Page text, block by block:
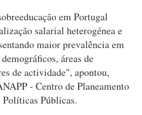
em Portugal
salarial heterogénea e
maior prevalência em
áreas de
de actividade", apontou,
- Centro de Planeamento
Políticas Públicas.